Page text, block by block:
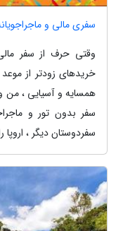
سفری مالی و
وقتی حرف از سفر
خریدهای زودتر از
همسایه و آسیایی ،
سفر بدون تور و
سفردوستان دیگر ،